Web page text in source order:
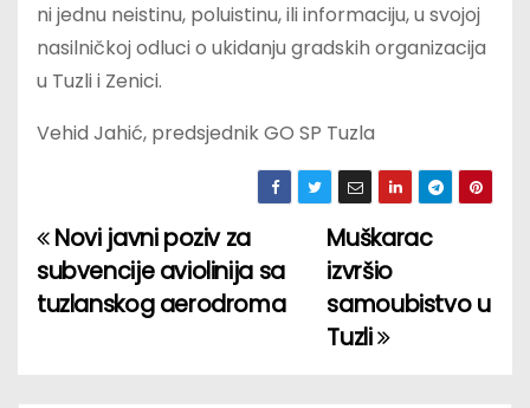
ni jednu neistinu, poluistinu, ili informaciju, u svojoj
nasilničkoj odluci o ukidanju gradskih organizacija
u Tuzli i Zenici.
Vehid Jahić, predsjednik GO SP Tuzla
P
o
Muškarac
izvršio
samoubistvo u
Tuzli
Novi javni poziv za
subvencije aviolinija sa
tuzlanskog aerodroma